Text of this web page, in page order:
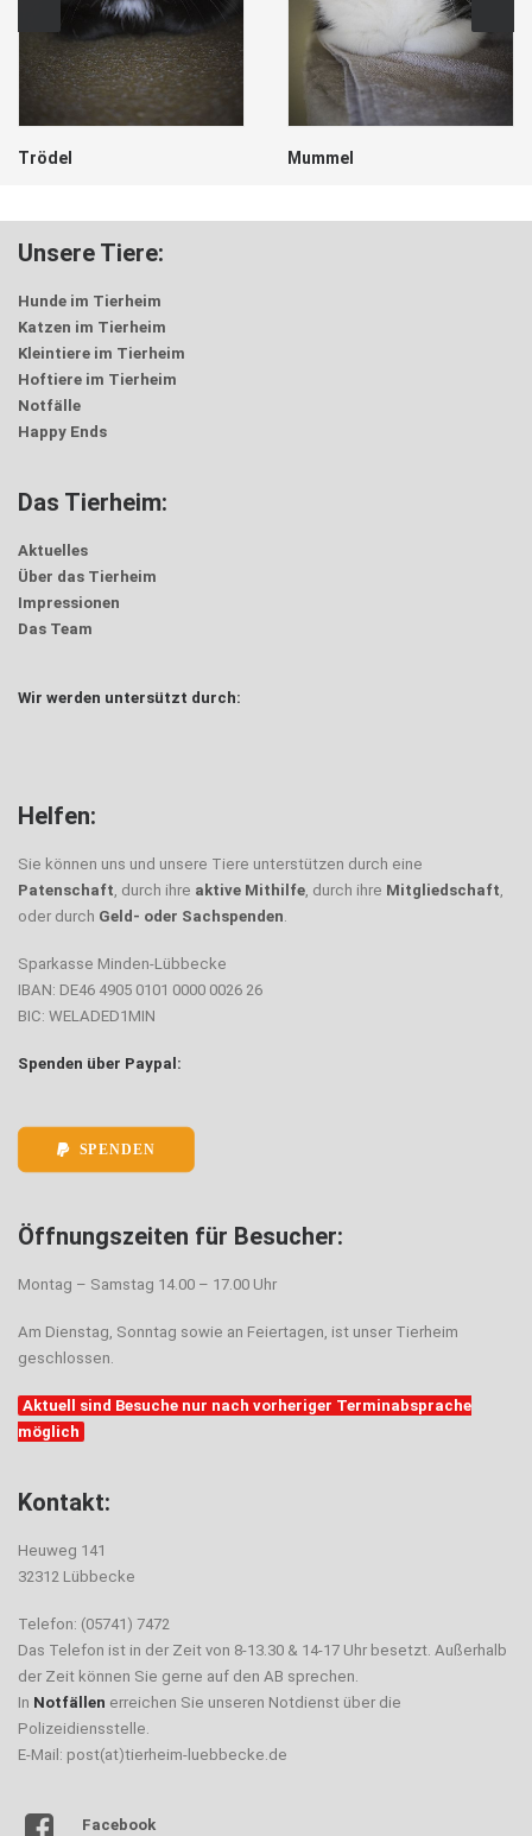
Trödel Mummel
Unsere Tiere:
Hunde im Tierheim
Katzen im Tierheim
Kleintiere im Tierheim
Hoftiere im Tierheim
Notfälle
Happy Ends
Das Tierheim:
Aktuelles
Über das Tierheim
Impressionen
Das Team
Wir werden untersützt durch:
Helfen:
Sie können uns und unsere Tiere unterstützen durch eine
Patenschaft, durch ihre aktive Mithilfe, durch ihre Mitgliedschaft,
oder durch Geld- oder Sachspenden.
Sparkasse Minden-Lübbecke
IBAN: DE46 4905 0101 0000 0026 26
BIC: WELADED1MIN
Spenden über Paypal:
SPENDEN
Öffnungszeiten für Besucher:
Montag – Samstag 14.00 – 17.00 Uhr
Am Dienstag, Sonntag sowie an Feiertagen, ist unser Tierheim
geschlossen.
Aktuell sind Besuche nur nach vorheriger Terminabsprache
möglich
Kontakt:
Heuweg 141
32312 Lübbecke
Telefon: (05741) 7472
Das Telefon ist in der Zeit von 8-13.30 & 14-17 Uhr besetzt. Außerhalb
der Zeit können Sie gerne auf den AB sprechen.
In Notfällen erreichen Sie unseren Notdienst über die
Polizeidiensstelle.
E-Mail: post(at)tierheim-luebbecke.de
Facebook